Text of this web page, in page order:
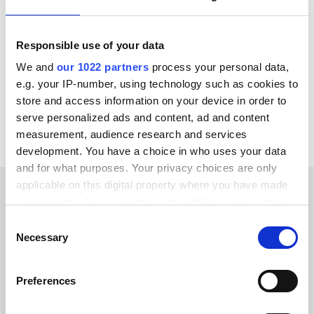
Responsible use of your data
We and our 1022 partners process your personal data,
e.g. your IP-number, using technology such as cookies to
store and access information on your device in order to
serve personalized ads and content, ad and content
measurement, audience research and services
development. You have a choice in who uses your data
and for what purposes. Your privacy choices are only
applicable on this digital property where you have made
the Privacy trigger icon.
Collect information about your geographical location
Selection
Necessary
Preferences
Microsoft Dynamics 365 F&O
SAP ECC - R/3
Voir toutes les intégrations Sitecore
TÉMOIGNAGES CLIENTS
Hear firsthand experiences